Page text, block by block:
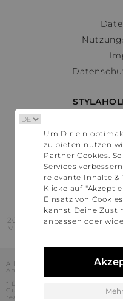
2016 - 2026 © Stylaholic.
Made for you with love in
Alle Preise inkl. der jeweils
Angaben ohne Gewähr.
* Die angezeigten Preise
Gutschein-Codes auf den
realisiert werden können.
Um Dir ein
zu bieten nutzen
Partner Cookies.
Services
relevante Inhalte &
Klicke auf
Einsatz von
kannst Deine
anpassen oder